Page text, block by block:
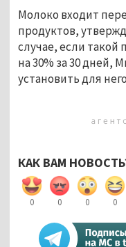
Молоко входит
продуктов,
случае, если
на 30% за 30 дней,
установить для
КАК ВАМ
0 0 0 0